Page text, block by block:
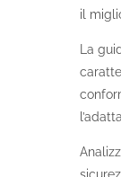
il
La